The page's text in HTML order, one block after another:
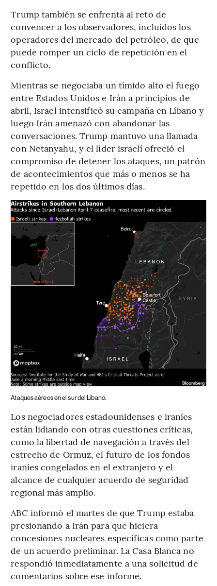
Trump también se enfrenta al reto de
convencer a los observadores, incluidos los
operadores del mercado del petróleo, de que
puede romper un ciclo de repetición en el
conflicto.
Mientras se negociaba un tímido alto el fuego
entre Estados Unidos e Irán a principios de
abril, Israel intensificó su campaña en Líbano y
luego Irán amenazó con abandonar las
conversaciones. Trump mantuvo una llamada
con Netanyahu, y el líder israelí ofreció el
compromiso de detener los ataques, un patrón
de acontecimientos que más o menos se ha
repetido en los dos últimos días.
Ataques aéreos en el sur del Líbano.
Los negociadores estadounidenses e iraníes
están lidiando con otras cuestiones críticas,
como la libertad de navegación a través del
estrecho de Ormuz, el futuro de los fondos
iraníes congelados en el extranjero y el
alcance de cualquier acuerdo de seguridad
regional más amplio.
ABC informó el martes de que Trump estaba
presionando a Irán para que hiciera
concesiones nucleares específicas como parte
de un acuerdo preliminar. La Casa Blanca no
respondió inmediatamente a una solicitud de
comentarios sobre ese informe.